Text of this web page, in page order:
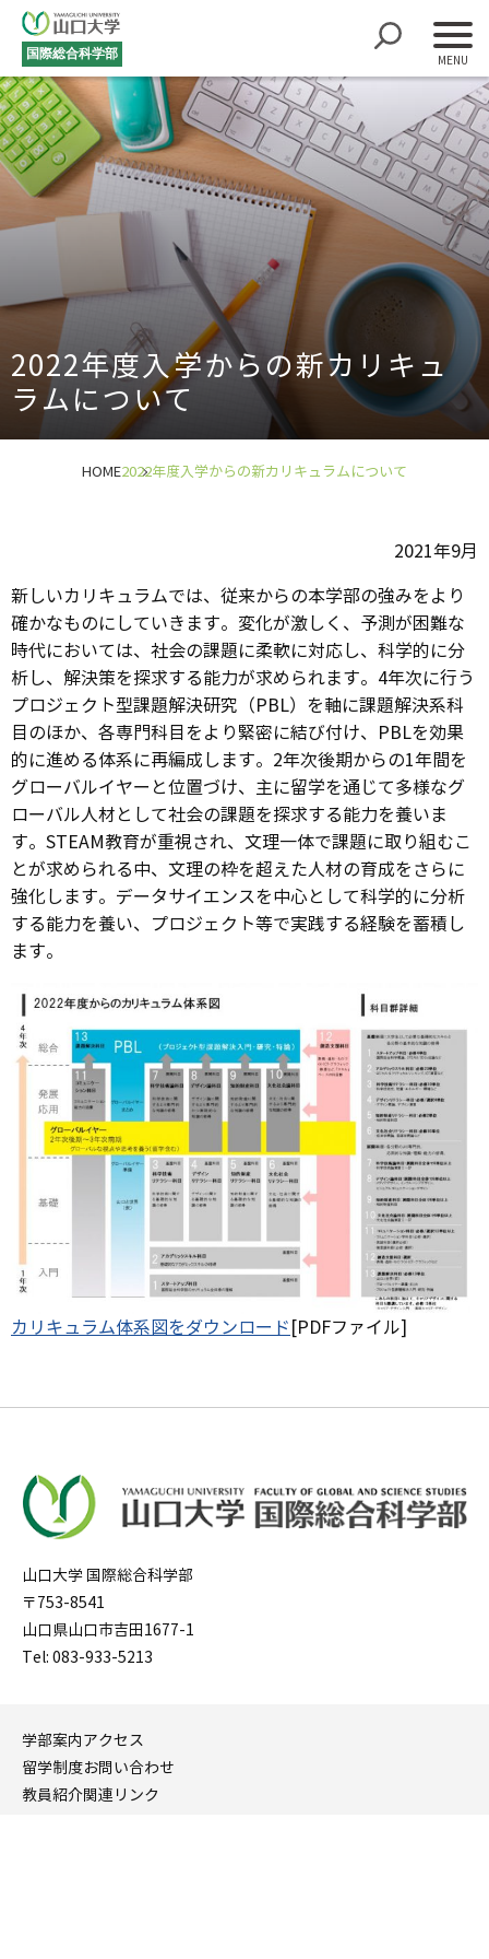
国際総合科学部
2022年度入学からの新カリキュ
ラムについて
HOME2022年度入学からの新カリキュラムについて
2021年9月
新しいカリキュラムでは、従来からの本学部の強みをより
確かなものにしていきます。変化が激しく、予測が困難な
時代においては、社会の課題に柔軟に対応し、科学的に分
析し、解決策を探求する能力が求められます。4年次に行う
プロジェクト型課題解決研究（PBL）を軸に課題解決系科
目のほか、各専門科目をより緊密に結び付け、PBLを効果
的に進める体系に再編成します。2年次後期からの1年間を
グローバルイヤーと位置づけ、主に留学を通じて多様なグ
ローバル人材として社会の課題を探求する能力を養いま
す。STEAM教育が重視され、文理一体で課題に取り組むこ
とが求められる中、文理の枠を超えた人材の育成をさらに
強化します。データサイエンスを中心として科学的に分析
する能力を養い、プロジェクト等で実践する経験を蓄積し
ます。
カリキュラム体系図をダウンロード [PDFファイル]
山口大学 国際総合科学部
〒753-8541
山口県山口市吉田1677-1
Tel: 083-933-5213
学部案内
留学制度
教員紹介
アクセス
お問い合わせ
関連リンク